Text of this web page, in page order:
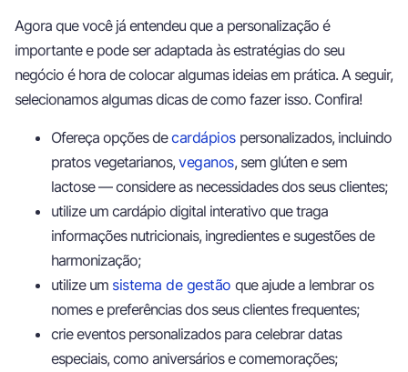
Agora que você já entendeu que a personalização é
importante e pode ser adaptada às estratégias do seu
negócio é hora de colocar algumas ideias em prática. A seguir,
selecionamos algumas dicas de como fazer isso. Confira!
Ofereça opções decardápiospersonalizados, incluindo
pratos vegetarianos,veganos, sem glúten e sem
lactose — considere as necessidades dos seus clientes;
utilize um cardápio digital interativo que traga
informações nutricionais, ingredientes e sugestões de
harmonização;
utilize um sistema de gestão que ajude a lembrar os
nomes e preferências dos seus clientes frequentes;
crie eventos personalizados para celebrar datas
especiais, como aniversários e comemorações;